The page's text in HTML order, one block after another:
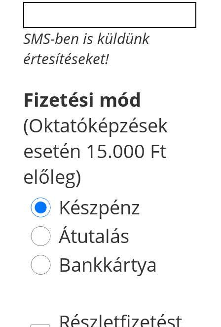
SMS-ben is küldünk
értesítéseket!
Fizetési mód
(Oktatóképzések
esetén 15.000 Ft
előleg)
Készpénz
Átutalás
Bankkártya
Részletfizetést